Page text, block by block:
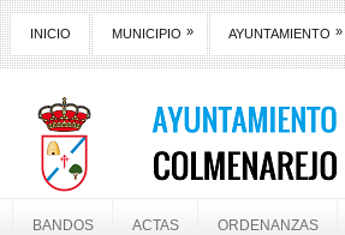
INICIO MUNICIPIO » AYUNTAMIENTO »
BANDOS ACTAS ORDENANZAS